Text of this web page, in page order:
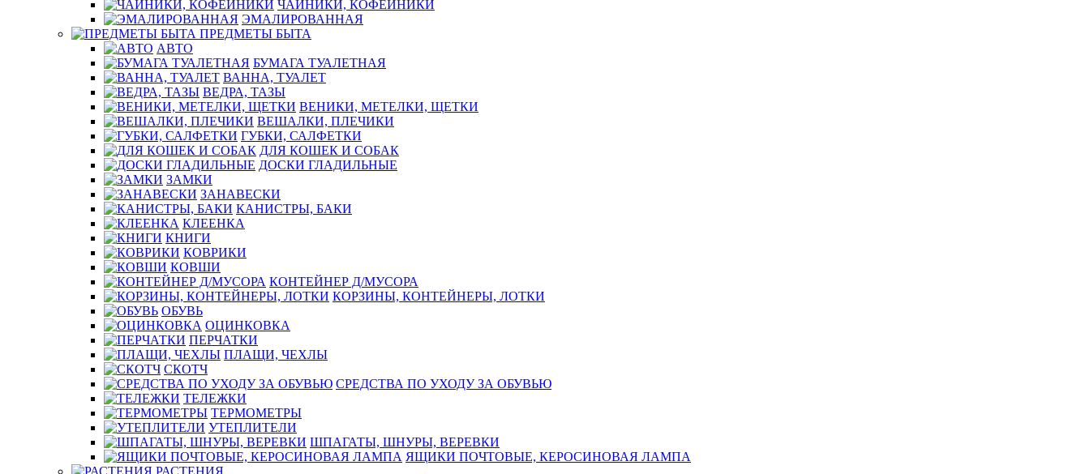
ЧАЙНИКИ, КОФЕЙНИКИ
ЭМАЛИРОВАННАЯ
ПРЕДМЕТЫ БЫТА
АВТО
БУМАГА ТУАЛЕТНАЯ
ВАННА, ТУАЛЕТ
ВЕДРА, ТАЗЫ
ВЕНИКИ, МЕТЕЛКИ, ЩЕТКИ
ВЕШАЛКИ, ПЛЕЧИКИ
ГУБКИ, САЛФЕТКИ
ДЛЯ КОШЕК И СОБАК
ДОСКИ ГЛАДИЛЬНЫЕ
ЗАМКИ
ЗАНАВЕСКИ
КАНИСТРЫ, БАКИ
КЛЕЕНКА
КНИГИ
КОВРИКИ
КОВШИ
КОНТЕЙНЕР Д/МУСОРА
КОРЗИНЫ, КОНТЕЙНЕРЫ, ЛОТКИ
ОБУВЬ
ОЦИНКОВКА
ПЕРЧАТКИ
ПЛАЩИ, ЧЕХЛЫ
СКОТЧ
СРЕДСТВА ПО УХОДУ ЗА ОБУВЬЮ
ТЕЛЕЖКИ
ТЕРМОМЕТРЫ
УТЕПЛИТЕЛИ
ШПАГАТЫ, ШНУРЫ, ВЕРЕВКИ
ЯЩИКИ ПОЧТОВЫЕ, КЕРОСИНОВАЯ ЛАМПА
РАСТЕНИЯ